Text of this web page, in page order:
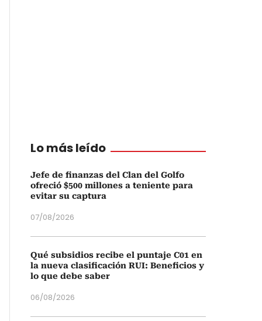
Lo más leído
Jefe de finanzas del Clan del Golfo
ofreció $500 millones a teniente para
evitar su captura
07/08/2026
Qué subsidios recibe el puntaje C01 en
la nueva clasificación RUI: Beneficios y
lo que debe saber
06/08/2026